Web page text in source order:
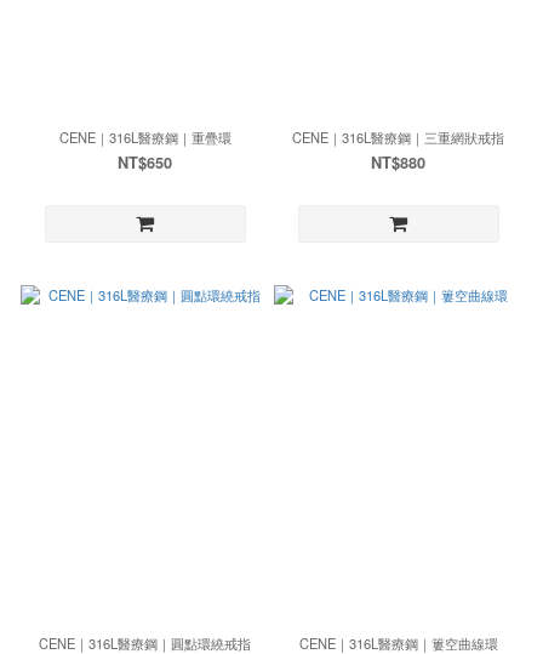
CENE｜316L醫療鋼｜重疊環
NT$650
CENE｜316L醫療鋼｜三重網狀戒指
NT$880
CENE｜316L醫療鋼｜圓點環繞戒指 CENE｜316L醫療鋼｜簍空曲線環